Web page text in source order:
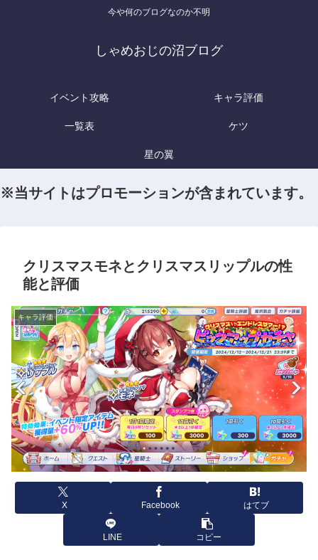
今や何のブログなのか不明
しゃめおじの沼ブログ
イベント攻略 キャラ評価
一覧表 ケツ
星の翼
※当サイトはプロモーションが含まれています。
クリスマスモネとクリスマスリップルの性
能と評価
キャラ評価
X Facebook はてブ
LINE コピー